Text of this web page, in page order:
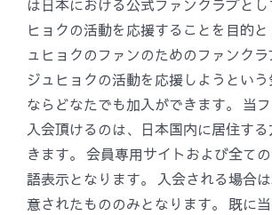
は日本における公式ファンクラブとし
ヒョクの活動を応援することを目的
ュヒョクのファンのためのファンクラ
ジュヒョクの活動を応援しようとい
ならどなたでも加入ができます。 当
入会頂けるのは、日本国内に居住す
きます。 会員専用サイトおよび全て
語表示となります。 入会される場合
意されたもののみとなります。 既に